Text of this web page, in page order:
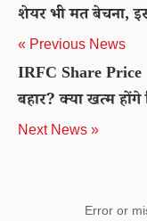
शेयर भी मत बेचना,
« Previous News
IRFC Share Price
बहार? क्या खत्‍म
Next News »
Error or